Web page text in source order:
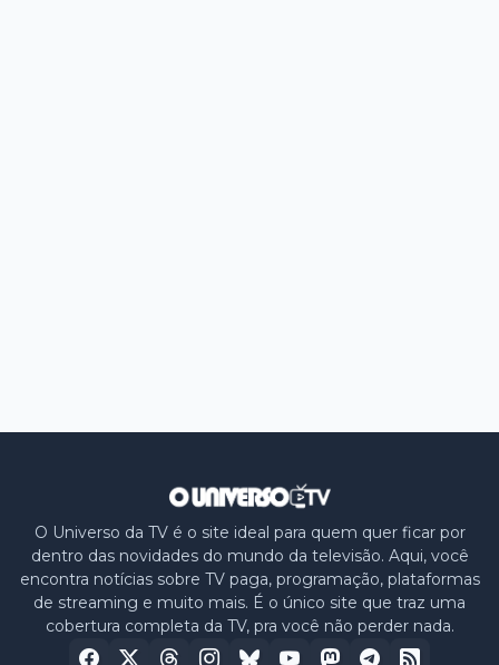
O Universo da TV é o site ideal para quem quer ficar por
dentro das novidades do mundo da televisão. Aqui, você
encontra notícias sobre TV paga, programação, plataformas
de streaming e muito mais. É o único site que traz uma
cobertura completa da TV, pra você não perder nada.